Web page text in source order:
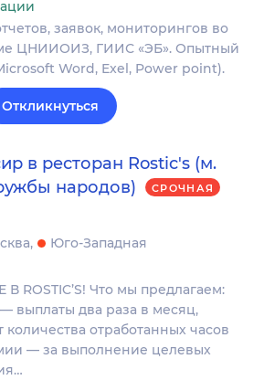
заявок, мониторингов во
ЦНИИОИЗ, ГИИС «ЭБ». Опытный
Word, Exel, Power point).
Откликнуться
в ресторан Rostic's (м.
народов)
СРОЧНАЯ
Юго-Западная
ROSTIC’S! Что мы предлагаем:
выплаты два раза в месяц,
количества отработанных часов
— за выполнение целевых